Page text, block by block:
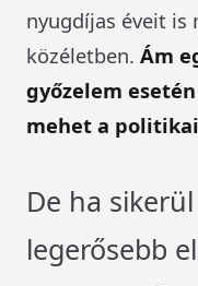
nyugdíjas éveit is
közéletben. Ám
győzelem
mehet a
De ha
legerősebb